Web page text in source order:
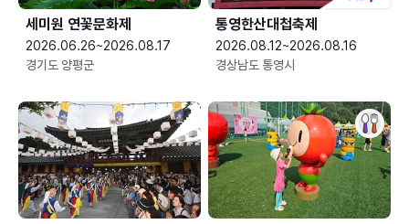
세미원 연꽃문화제
2026.06.26~2026.08.17
경기도 양평군
통영한산대첩축제
2026.08.12~2026.08.16
경상남도 통영시